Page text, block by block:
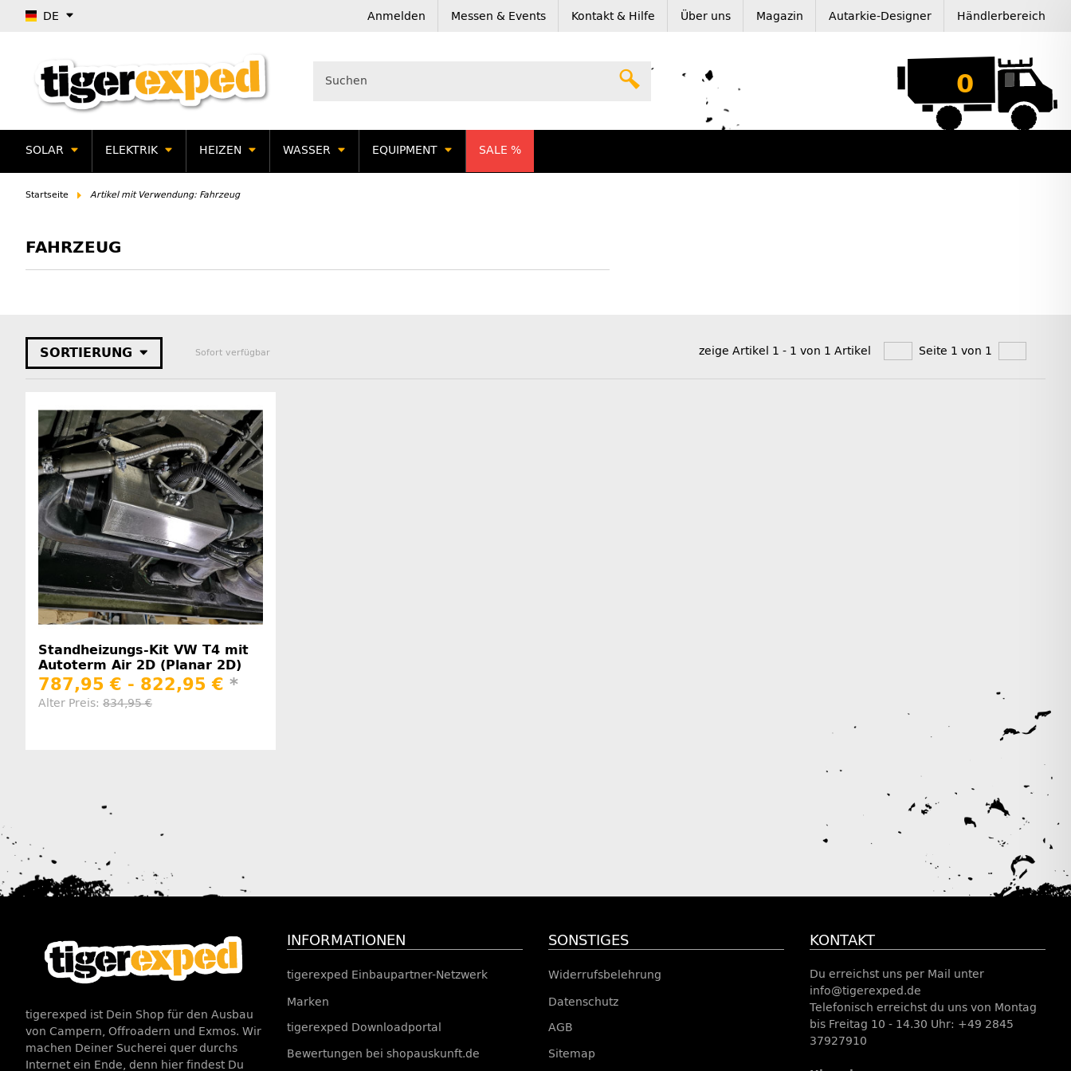
DE Anmelden Messen & Events Kontakt & Hilfe Über uns Magazin Autarkie-Designer Händlerbereich
0
SOLAR ELEKTRIK HEIZEN WASSER EQUIPMENT SALE %
Startseite Artikel mit Verwendung: Fahrzeug
FAHRZEUG
SORTIERUNG Sofort verfügbar zeige Artikel 1 - 1 von 1 Artikel Seite 1 von 1
Standheizungs-Kit VW T4 mit
Autoterm Air 2D (Planar 2D)
787,95 € - 822,95 € *
Alter Preis: 834,95 €
tigerexped ist Dein Shop für den Ausbau
von Campern, Offroadern und Exmos. Wir
machen Deiner Sucherei quer durchs
Internet ein Ende, denn hier findest Du
INFORMATIONEN
tigerexped Einbaupartner-Netzwerk
Marken
tigerexped Downloadportal
Bewertungen bei shopauskunft.de
SONSTIGES
Widerrufsbelehrung
Datenschutz
AGB
Sitemap
KONTAKT
Du erreichst uns per Mail unter
info@tigerexped.de
Telefonisch erreichst du uns von Montag
bis Freitag 10 - 14.30 Uhr: +49 2845
37927910